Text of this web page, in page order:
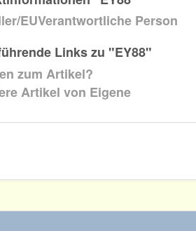
EUVerantwortliche Person
Links zu "EY88"
zum Artikel?
Artikel von Eigene